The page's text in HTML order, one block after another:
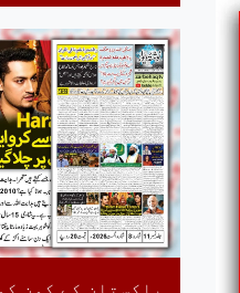
پاکستان کے کون